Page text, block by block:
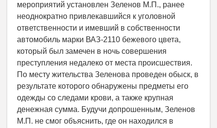
мероприятий установлен Зеленов М.П., ранее
неоднократно привлекавшийся к уголовной
ответственности и имевший в собственности
автомобиль марки ВАЗ-2110 бежевого цвета,
который был замечен в ночь совершения
преступления недалеко от места происшествия.
По месту жительства Зеленова проведен обыск, в
результате которого обнаружены предметы его
одежды со следами крови, а также крупная
денежная сумма. Будучи допрошенным, Зеленов
М.П. не смог объяснить, где он находился в